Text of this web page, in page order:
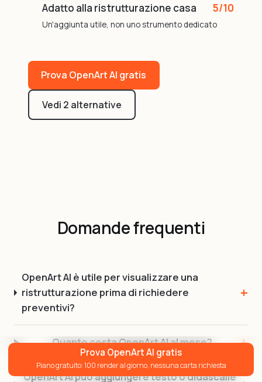
Adatto alla ristrutturazione casa 5/10
Un'aggiunta utile, non uno strumento dedicato
Prova OpenArt AI gratis
Vedi 2 alternative
Domande frequenti
OpenArt AI è utile per visualizzare una
ristrutturazione prima di richiedere
preventivi?
Quanto costa OpenArt AI al mese?
OpenArt AI può aggiungere testo o didascalie
Prova OpenArt AI gratis
Piano gratuito: 100 render al giorno, nessuna carta richiesta